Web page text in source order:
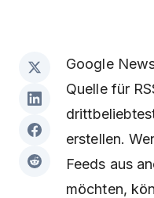
Google
Quelle für
erstellen.
Feeds aus
möchten,